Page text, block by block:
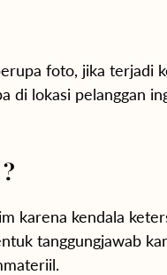
Balifoto, jika terjadi
lokasi pelanggan
kendala
tanggungjawab